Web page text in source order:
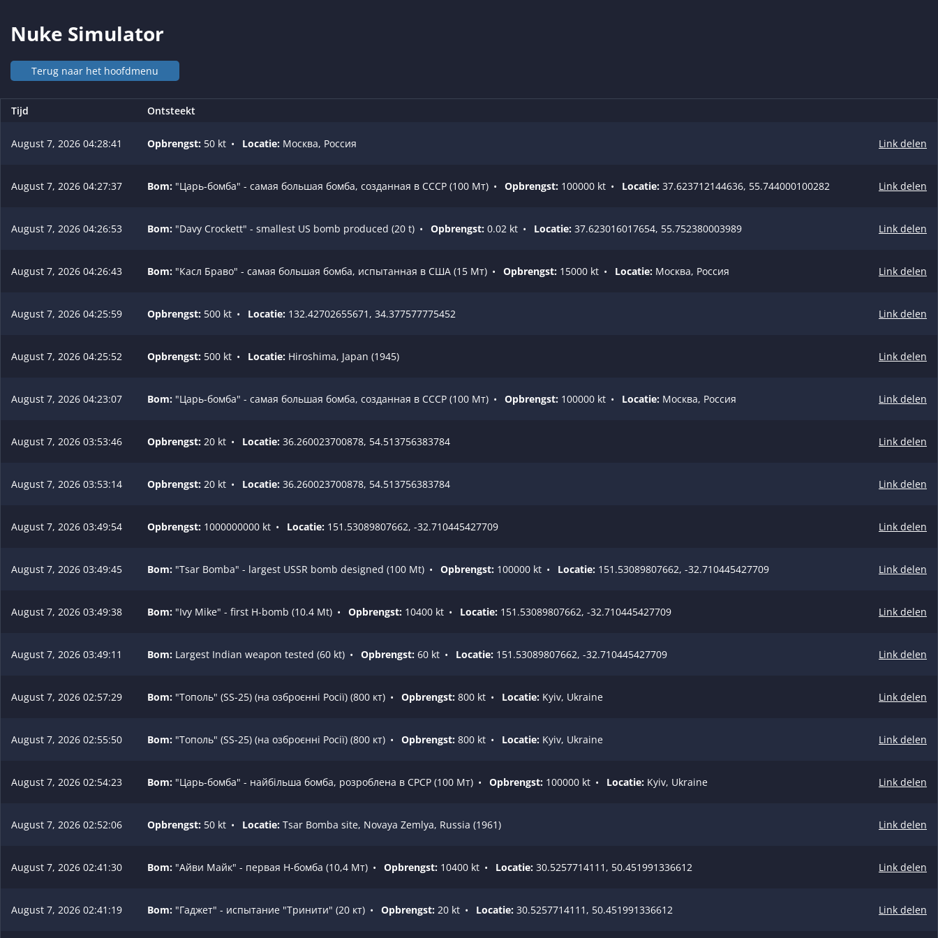
Nuke Simulator
Terug naar het hoofdmenu
Tijd Ontsteekt
August 7, 2026 04:28:41 Opbrengst: 50 kt • Locatie: Москва, Россия Link delen
August 7, 2026 04:27:37 Bom: "Царь-бомба" - самая большая бомба, созданная в СССР (100 Мт) • Opbrengst: 100000 kt • Locatie: 37.623712144636, 55.744000100282 Link delen
August 7, 2026 04:26:53 Bom: "Davy Crockett" - smallest US bomb produced (20 t) • Opbrengst: 0.02 kt • Locatie: 37.623016017654, 55.752380003989 Link delen
August 7, 2026 04:26:43 Bom: "Касл Браво" - самая большая бомба, испытанная в США (15 Мт) • Opbrengst: 15000 kt • Locatie: Москва, Россия Link delen
August 7, 2026 04:25:59 Opbrengst: 500 kt • Locatie: 132.42702655671, 34.377577775452 Link delen
August 7, 2026 04:25:52 Opbrengst: 500 kt • Locatie: Hiroshima, Japan (1945) Link delen
August 7, 2026 04:23:07 Bom: "Царь-бомба" - самая большая бомба, созданная в СССР (100 Мт) • Opbrengst: 100000 kt • Locatie: Москва, Россия Link delen
August 7, 2026 03:53:46 Opbrengst: 20 kt • Locatie: 36.260023700878, 54.513756383784 Link delen
August 7, 2026 03:53:14 Opbrengst: 20 kt • Locatie: 36.260023700878, 54.513756383784 Link delen
August 7, 2026 03:49:54 Opbrengst: 1000000000 kt • Locatie: 151.53089807662, -32.710445427709 Link delen
August 7, 2026 03:49:45 Bom: "Tsar Bomba" - largest USSR bomb designed (100 Mt) • Opbrengst: 100000 kt • Locatie: 151.53089807662, -32.710445427709 Link delen
August 7, 2026 03:49:38 Bom: "Ivy Mike" - first H-bomb (10.4 Mt) • Opbrengst: 10400 kt • Locatie: 151.53089807662, -32.710445427709 Link delen
August 7, 2026 03:49:11 Bom: Largest Indian weapon tested (60 kt) • Opbrengst: 60 kt • Locatie: 151.53089807662, -32.710445427709 Link delen
August 7, 2026 02:57:29 Bom: "Тополь" (SS-25) (на озброєнні Росії) (800 кт) • Opbrengst: 800 kt • Locatie: Kyiv, Ukraine Link delen
August 7, 2026 02:55:50 Bom: "Тополь" (SS-25) (на озброєнні Росії) (800 кт) • Opbrengst: 800 kt • Locatie: Kyiv, Ukraine Link delen
August 7, 2026 02:54:23 Bom: "Царь-бомба" - найбільша бомба, розроблена в СРСР (100 Мт) • Opbrengst: 100000 kt • Locatie: Kyiv, Ukraine Link delen
August 7, 2026 02:52:06 Opbrengst: 50 kt • Locatie: Tsar Bomba site, Novaya Zemlya, Russia (1961) Link delen
August 7, 2026 02:41:30 Bom: "Айви Майк" - первая H-бомба (10,4 Мт) • Opbrengst: 10400 kt • Locatie: 30.5257714111, 50.451991336612 Link delen
August 7, 2026 02:41:19 Bom: "Гаджет" - испытание "Тринити" (20 кт) • Opbrengst: 20 kt • Locatie: 30.5257714111, 50.451991336612 Link delen